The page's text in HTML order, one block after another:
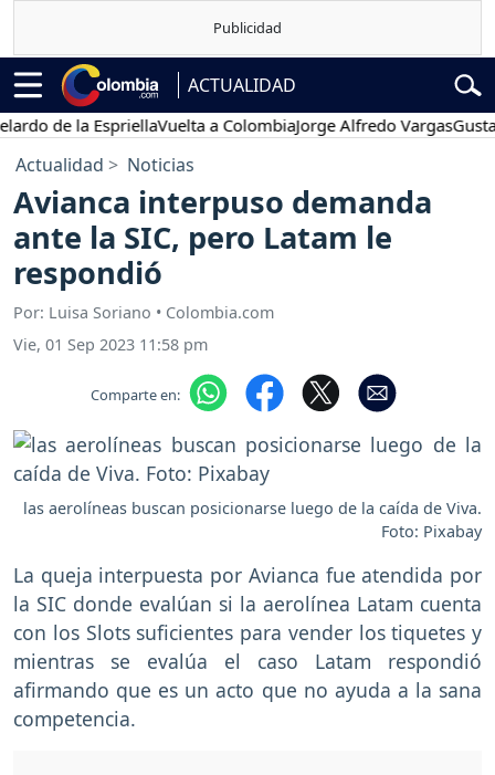
ACTUALIDAD
la EspriellaVuelta a ColombiaJorge Alfredo VargasGustavo
Actualidad Noticias
Avianca interpuso demanda
ante la SIC, pero Latam le
respondió
Por: Luisa Soriano • Colombia.com
Vie, 01 Sep 2023 11:58 pm
Comparte en:
las aerolíneas buscan posicionarse luego de la caída de Viva.
Foto: Pixabay
La queja interpuesta por Avianca fue atendida por
la SIC donde evalúan si la aerolínea Latam cuenta
con los Slots suficientes para vender los tiquetes y
mientras se evalúa el caso Latam respondió
afirmando que es un acto que no ayuda a la sana
competencia.